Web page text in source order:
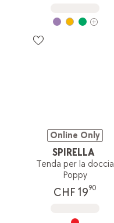
Online Only
SPIRELLA
Tenda per la doccia
Poppy
CHF 1990